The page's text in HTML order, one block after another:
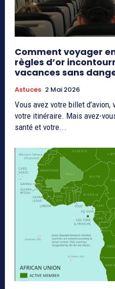
Comment voyager
règles d’or
vacances sans
Astuces 2 Mai 2026
Vous avez votre billet d’avion,
votre itinéraire. Mais avez-
santé et votre...